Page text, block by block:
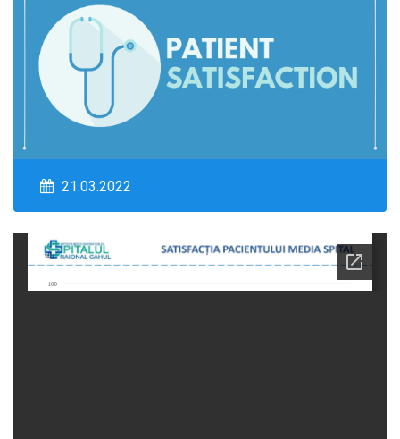
21.03.2022